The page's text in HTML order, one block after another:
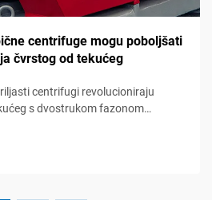
centrifuge mogu poboljšati
čvrstog od tekućeg
centrifugi revolucioniraju
s dvostrukom fazonom
Saznajte o njihovim primjenama u